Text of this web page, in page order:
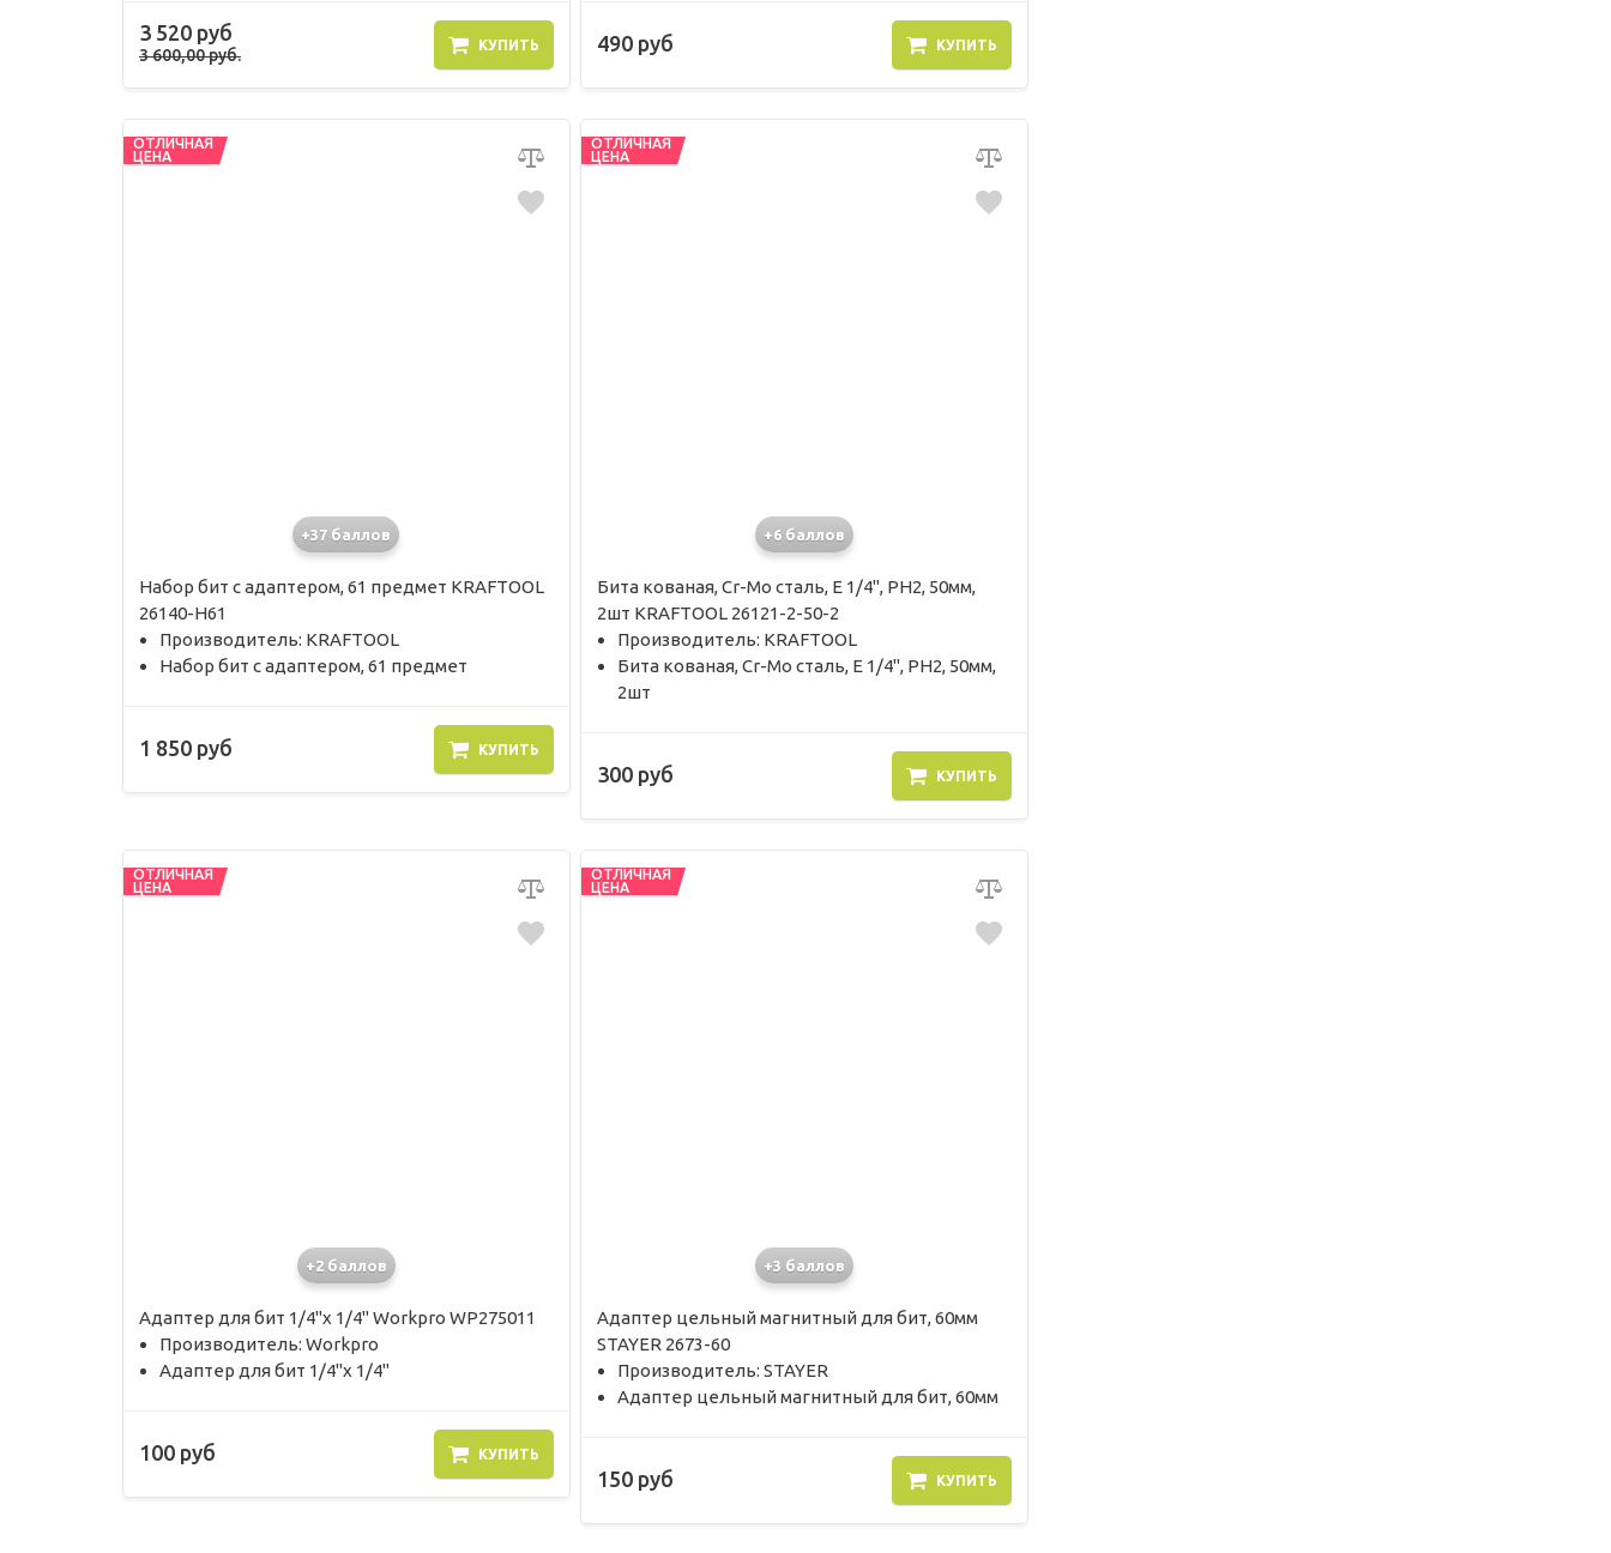
3 520 руб
3 600,00 руб.
КУПИТЬ 490 руб КУПИТЬ
ОТЛИЧНАЯ
ЦЕНА
+37 баллов
Набор бит с адаптером, 61 предмет KRAFTOOL
26140-H61
Производитель: KRAFTOOL
Набор бит с адаптером, 61 предмет
1 850 руб КУПИТЬ
ОТЛИЧНАЯ
ЦЕНА
+6 баллов
Бита кованая, Cr-Мо сталь, Е 1/4", РН2, 50мм,
2шт KRAFTOOL 26121-2-50-2
Производитель: KRAFTOOL
Бита кованая, Cr-Мо сталь, Е 1/4", РН2, 50мм,
2шт
300 руб КУПИТЬ
ОТЛИЧНАЯ
ЦЕНА
+2 баллов
Адаптер для бит 1/4"х 1/4" Workpro WP275011
Производитель: Workpro
Адаптер для бит 1/4"х 1/4"
100 руб КУПИТЬ
ОТЛИЧНАЯ
ЦЕНА
+3 баллов
Адаптер цельный магнитный для бит, 60мм
STAYER 2673-60
Производитель: STAYER
Адаптер цельный магнитный для бит, 60мм
150 руб КУПИТЬ